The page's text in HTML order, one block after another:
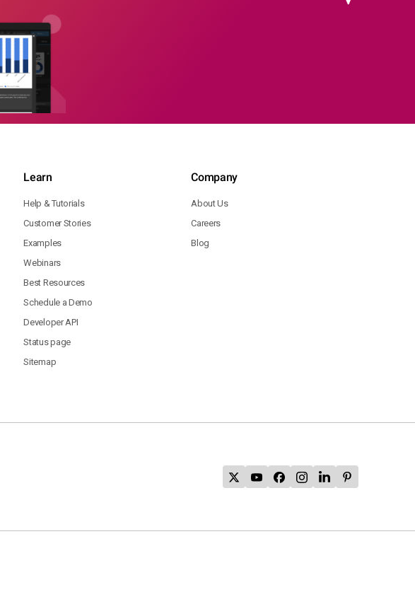
Learn
Help & Tutorials
Customer Stories
Examples
Webinars
Best Resources
Schedule a Demo
Developer API
Status page
Sitemap
Company
About Us
Careers
Blog